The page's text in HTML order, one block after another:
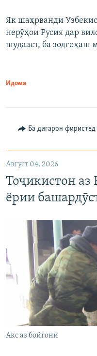
Як шаҳрванди
нерӯҳои Русия дар
шудааст, ба зодгоҳаш
Идома
Ба дигарон фиристед
Август 04, 2026
Тоҷикистон
ёрии
Акс аз бойгонӣ